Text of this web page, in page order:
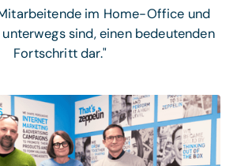
im Home-Office und
sind, einen bedeutenden
Fortschritt dar."